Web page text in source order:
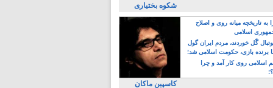
شکوه بختیاری
به تاریخچه میانه روی و اصلاح
اسلامی
گًل خوردند، مردم ایران گول
برنده بازی، حکومت اسلامی شد!
اسلامی روی کار آمد و چرا
کاسپین ماکان